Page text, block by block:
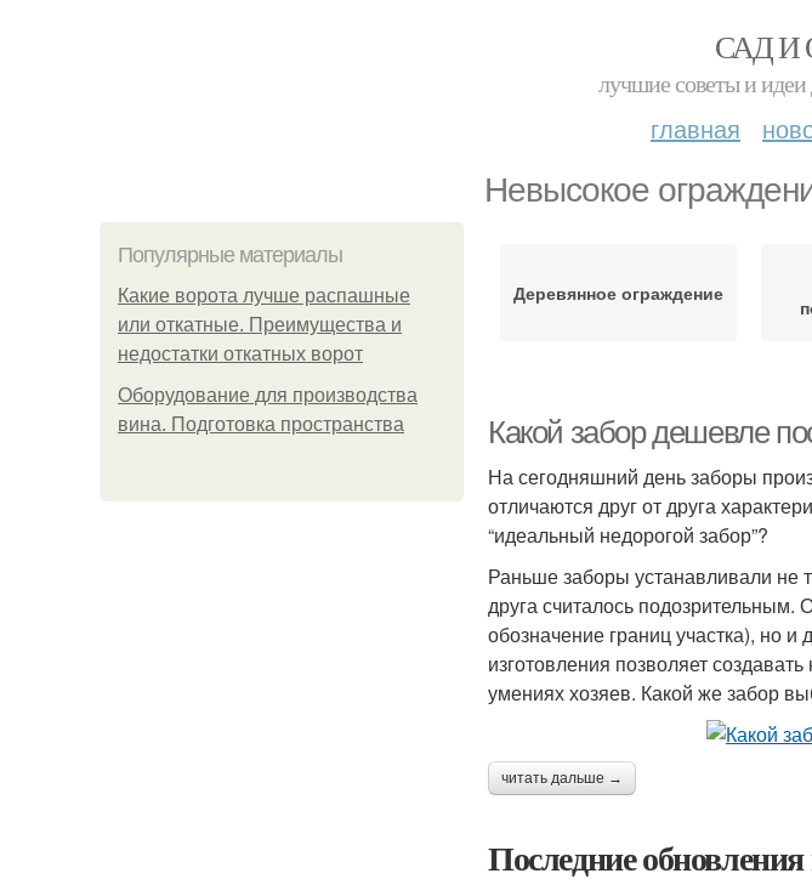
САД И
лучшие советы и идеи
главная
Невысокое
Популярные материалы
Какие ворота лучше распашные
или откатные. Преимущества и
недостатки откатных ворот
Оборудование для производства
вина. Подготовка пространства
Деревянное ограждение
Какой забор дешевле
На сегодняшний день заборы
отличаются друг от друга
“идеальный недорогой забор”?
Раньше заборы устанавливали не
друга считалось
обозначение границ участка), но
изготовления позволяет
умениях хозяев. Какой же забор
читать дальше →
Последние обновления